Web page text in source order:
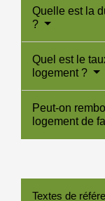
Quelle est la
?
Quel est le
logement ?
Peut-on
logement de
Textes de